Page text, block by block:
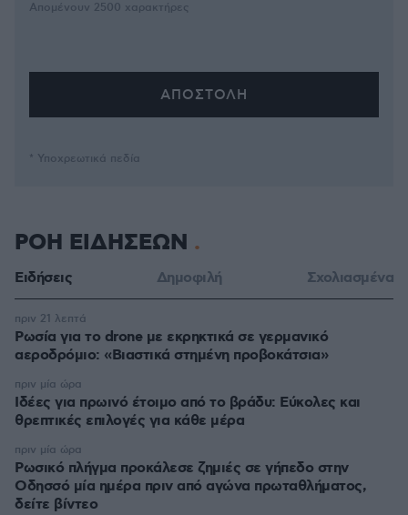
Απομένουν 2500 χαρακτήρες
* Υποχρεωτικά πεδία
ΡΟΗ ΕΙΔΗΣΕΩΝ
Ειδήσεις Δημοφιλή Σχολιασμένα
Ρωσία για το drone με εκρηκτικά σε γερμανικό
αεροδρόμιο: «Βιαστικά στημένη προβοκάτσια»
πριν 21 λεπτά
Ιδέες για πρωινό έτοιμο από το βράδυ: Εύκολες και
θρεπτικές επιλογές για κάθε μέρα
πριν μία ώρα
Ρωσικό πλήγμα προκάλεσε ζημιές σε γήπεδο στην
Οδησσό μία ημέρα πριν από αγώνα πρωταθλήματος,
δείτε βίντεο
πριν μία ώρα